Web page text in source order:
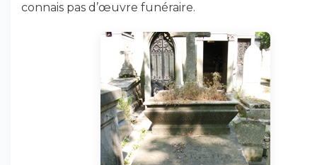
connais pas d’œuvre funéraire.